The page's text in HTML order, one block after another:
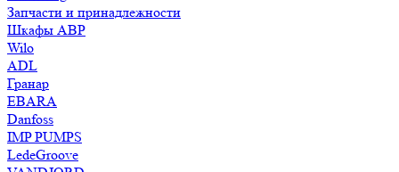
Запчасти и принадлежности
Шкафы АВР
Wilo
ADL
Гранар
EBARA
Danfoss
IMP PUMPS
LedeGroove